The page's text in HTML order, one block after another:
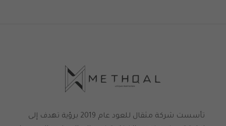
تأسست شركة مثقال للعود عام 2019 برؤية تهدف إلى